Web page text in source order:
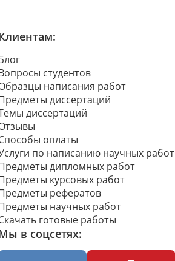
студентов
написания работ
диссертаций
диссертаций
оплаты
по написанию научных работ
дипломных работ
курсовых работ
рефератов
научных работ
готовые работы
в соцсетях: